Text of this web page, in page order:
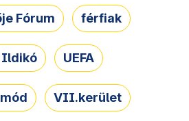
Fórum férfiak
Ildikó UEFA
VII.kerület